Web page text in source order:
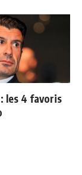
les 4 favoris